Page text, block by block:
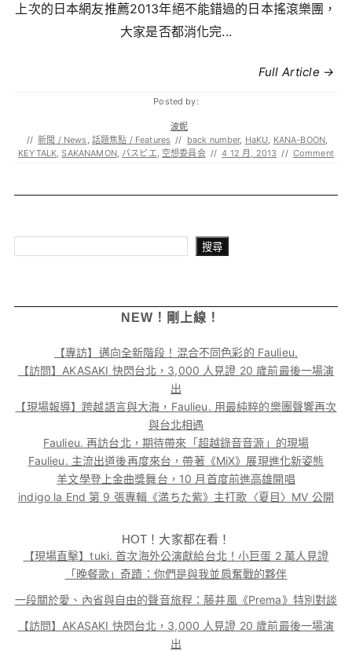
上次的日本網友推薦2013年絕不能錯過的日本搖滾樂團，
大家是否都消化完...
Full Article →
Posted by:
波妮
// 新聞 / News , 話題焦點 / Features // back number, HaKU, KANA-BOON,
KEYTALK,SAKANAMON, パスピエ, 空想委員会 // 4 12 月, 2013 // Comment
搜尋
NEW！剛上線！
【專訪】邁向全新階段！混合不同色彩的 Faulieu.
【訪問】AKASAKI 快閃台北，3,000 人見證 20 歲前最後一場演
出
【現場報導】跨越語言與大海，Faulieu. 用最純粹的樂團聲響再次
與台北相遇
Faulieu. 再訪台北，期待帶來「超越錄音音源」的現場
Faulieu. 主流出道後再度來台，帶著《MiX》展現進化新姿態
羊文學登上金曲獎舞台，10 月首度前進高雄開唱
indigo la End 第 9 張專輯《満ちた紫》主打歌〈夏目〉MV 公開
HOT！大家都在看！
【現場直擊】tuki. 首次海外公演獻給台北！小巨蛋 2 萬人見證
「晚餐歌」奇蹟：你們是與我並肩奮戰的夥伴
一段關於愛、內省與自由的聲音旅程：藤井風《Prema》特別對談
【訪問】AKASAKI 快閃台北，3,000 人見證 20 歲前最後一場演
出